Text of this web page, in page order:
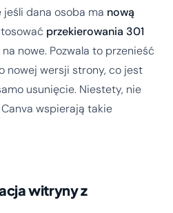
jeśli dana osoba ma nową
przekierowania 301
nowe. Pozwala to przenieść
nowej wersji strony, co jest
usunięcie. Niestety, nie
wspierają takie
witryny z